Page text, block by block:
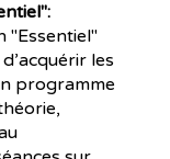
"Essentiel"
les
programme